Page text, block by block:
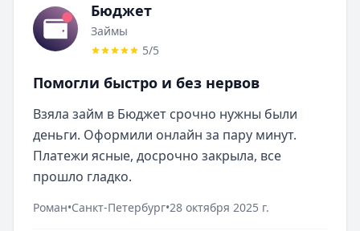
Бюджет
Займы
5/5
Помогли быстро и без нервов
Взяла займ в Бюджет срочно нужны были
деньги. Оформили онлайн за пару минут.
Платежи ясные, досрочно закрыла, все
прошло гладко.
Роман•Санкт-Петербург•28 октября 2025 г.